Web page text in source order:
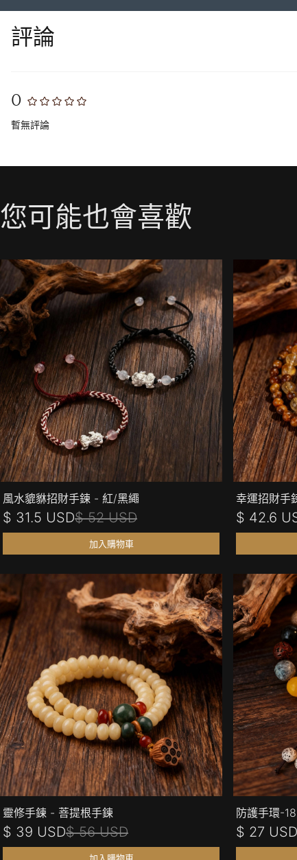
評論
0
暫無評論
您可能也會喜歡
風水貔貅招財手鍊 - 紅/黑繩
$ 31.5 USD$ 52 USD
加入購物車
幸運招財手
$ 42.6
靈修手鍊 - 菩提根手鍊
$ 39 USD$ 56 USD
防護手環-
$ 27 USD